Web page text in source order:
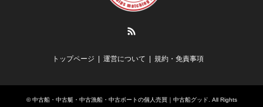
トップページ 運営について 規約・免責事項
©中古船・中古艇・中古漁船・中古ボートの個人売買｜中古船グッド . All Rights